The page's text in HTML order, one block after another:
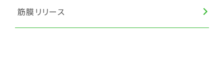
筋膜リリース